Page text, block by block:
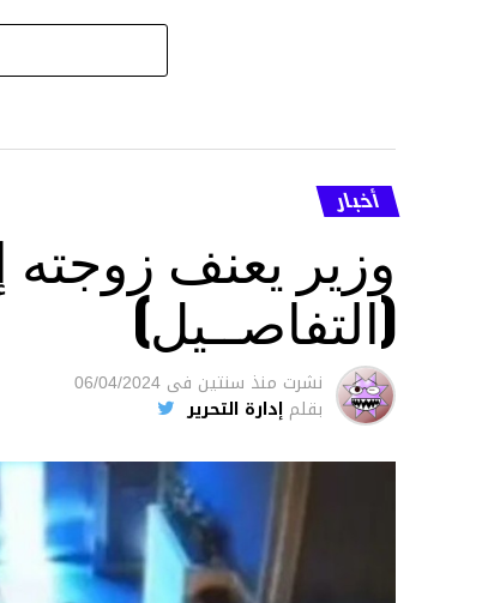
أخبار
وزير يعنف
(التفاصــيل)
نشرت منذ سنتين فى 06/04/2024
بقلم إدارة التحرير